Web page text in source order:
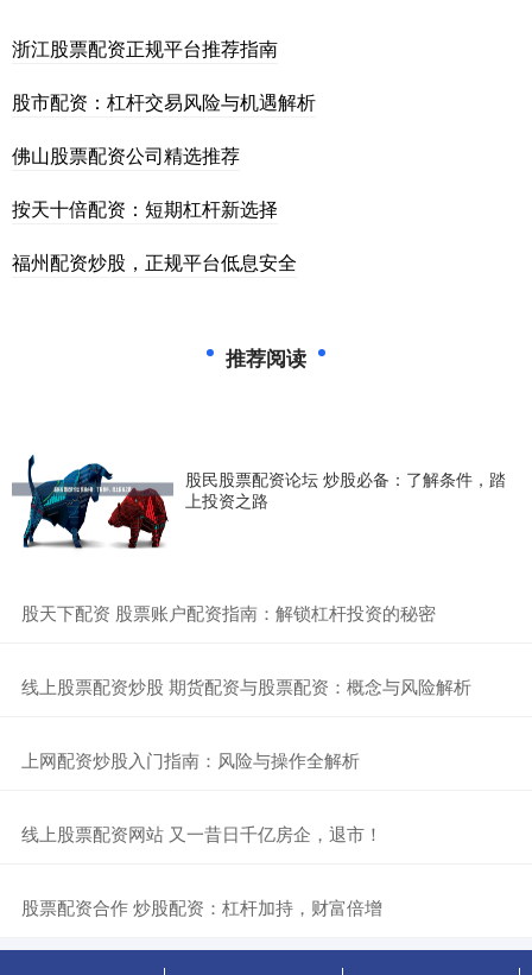
浙江股票配资正规平台推荐指南
股市配资：杠杆交易风险与机遇解析
佛山股票配资公司精选推荐
按天十倍配资：短期杠杆新选择
福州配资炒股，正规平台低息安全
推荐阅读
股民股票配资论坛 炒股必备：了解条件，踏
上投资之路
​股天下配资 股票账户配资指南：解锁杠杆投资的秘密
​线上股票配资炒股 期货配资与股票配资：概念与风险解析
​上网配资炒股入门指南：风险与操作全解析
​线上股票配资网站 又一昔日千亿房企，退市！
​股票配资合作 炒股配资：杠杆加持，财富倍增